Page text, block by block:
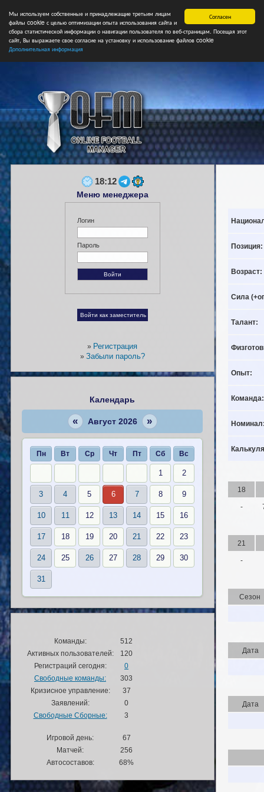
Согласен
Мы используем собственные и принадлежащие третьим лицам
файлы cookie с целью оптимизации опыта использования сайта и
сбора статистической информации о навигации пользователя по веб-страницам. Посещая этот
сайт, Вы выражаете свое согласие на установку и использование файлов cookie
Дополнительная информация
Главная Форум Турниры Сборные НФ Свободные
Позиция:
Возраст:
Сила
Талант:
Опыт:
Команда:
18
-
21
-
Сезон
Дата
Дата
18:12
Меню менеджера
Логин
Пароль
» Регистрация
» Забыли пароль?
Календарь
« Август 2026 »
Пн Вт Ср Чт Пт Сб Вс
1 2
3 4 5 6 7 8 9
10 11 12 13 14 15 16
17 18 19 20 21 22 23
24 25 26 27 28 29 30
31
Команды:
512
Активных пользователей:
120
Регистраций сегодня:
0
Свободные команды:
303
Кризисное управление:
37
Заявлений:
0
Свободные Сборные:
3
Игровой день:
67
Матчей:
256
Автосоставов:
68%